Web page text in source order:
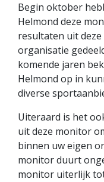
Begin oktober
Helmond deze
resultaten uit
organisatie
komende jaren
Helmond op in
diverse
Uiteraard is het
uit deze monitor
binnen uw eigen
monitor duurt
monitor uiterlijk